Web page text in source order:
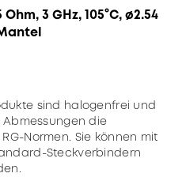
Ohm, 3 GHz, 105°C, ø2.54
sind halogenfrei und
die
Normen. Sie können mit
Steckverbindern